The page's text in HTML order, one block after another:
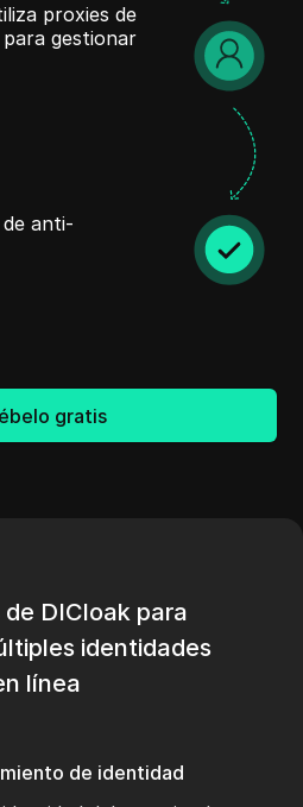
proxies de
para gestionar
de anti-
gratis
de DICloak para
identidades
línea
de identidad